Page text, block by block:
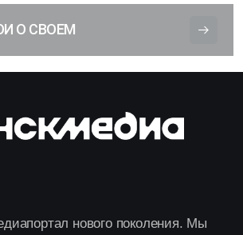
О СВОЕМ
нового поколения. Мы